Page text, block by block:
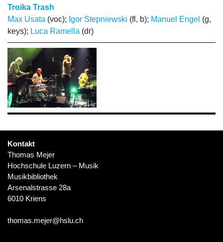
Troika Trash
Max Usata (voc); Igor Stepniewski (fl, b); Manuel Engel (g,
keys); Luca Ramella (dr)
Kontakt
Thomas Mejer
Hochschule Luzern – Musik
Musikbibliothek
Arsenalstrasse 28a
6010 Kriens
thomas.mejer@hslu.ch